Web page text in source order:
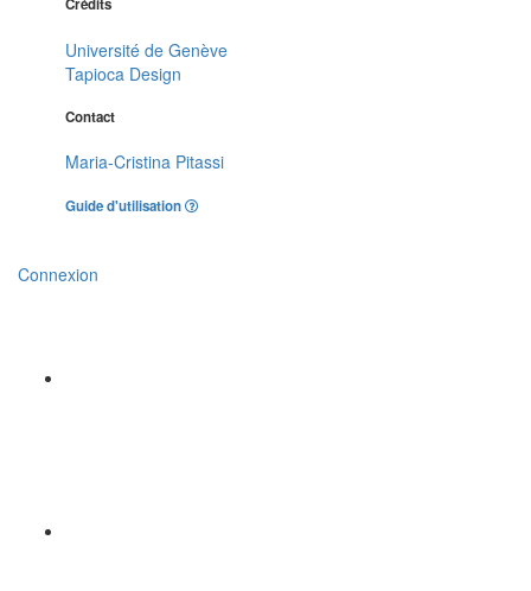
Crédits
Université de Genève
Tapioca Design
Contact
Maria-Cristina Pitassi
Guide d'utilisation
Connexion